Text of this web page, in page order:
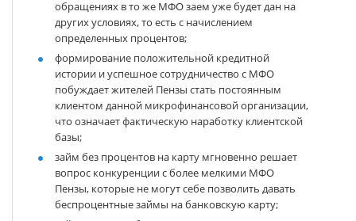
обращениях в то же МФО заем уже будет дан на
других условиях, то есть с начислением
определенных процентов;
формирование положительной кредитной
истории и успешное сотрудничество с МФО
побуждает жителей Пензы стать постоянным
клиентом данной микрофинансовой организации,
что означает фактическую наработку клиентской
базы;
займ без процентов на карту мгновенно решает
вопрос конкуренции с более мелкими МФО
Пензы, которые не могут себе позволить давать
беспроцентные займы на банковскую карту;